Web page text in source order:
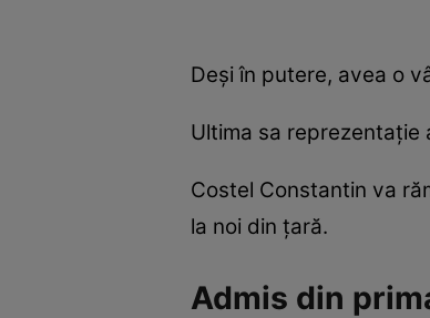
Deși în putere, avea o
Ultima sa reprezentație
Costel Constantin va
la noi din țară.
Admis din